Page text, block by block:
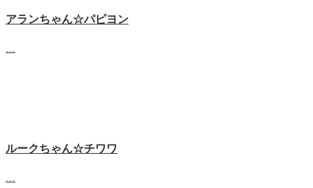
アランちゃん☆パピヨン
ルークちゃん☆チワワ